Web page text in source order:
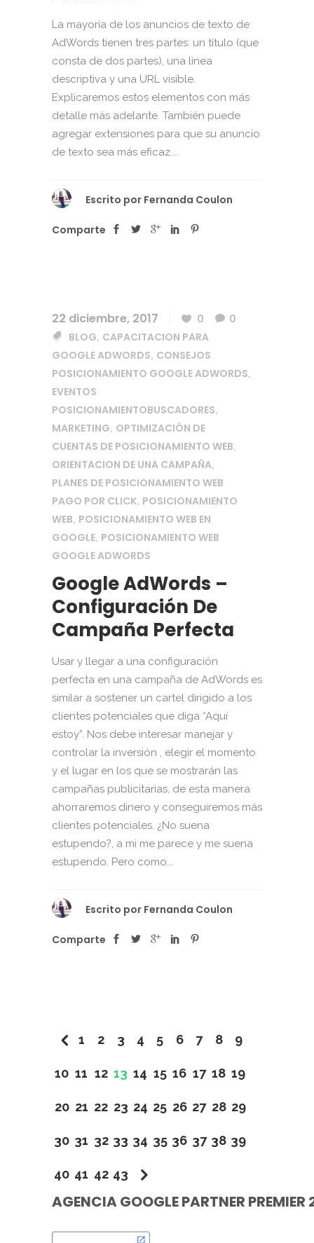
La mayoría de los anuncios de texto de
AdWords tienen tres partes: un título (que
consta de dos partes), una línea
descriptiva y una URL visible.
Explicaremos estos elementos con más
detalle más adelante. También puede
agregar extensiones para que su anuncio
de texto sea más eficaz....
Escrito por Fernanda Coulon
Comparte
22 diciembre, 2017 0
0
BLOG, CAPACITACION PARA
GOOGLE ADWORDS, CONSEJOS
POSICIONAMIENTO GOOGLE ADWORDS,
EVENTOS
POSICIONAMIENTOBUSCADORES,
MARKETING, OPTIMIZACIÓN DE
CUENTAS DE POSICIONAMIENTO WEB,
ORIENTACION DE UNA CAMPAÑA,
PLANES DE POSICIONAMIENTO WEB
PAGO POR CLICK, POSICIONAMIENTO
WEB, POSICIONAMIENTO WEB EN
GOOGLE, POSICIONAMIENTO WEB
GOOGLE ADWORDS
Google AdWords –
Configuración De
Campaña Perfecta
Usar y llegar a una configuración
perfecta en una campaña de AdWords es
similar a sostener un cartel dirigido a los
clientes potenciales que diga “Aquí
estoy”. Nos debe interesar manejar y
controlar la inversión , elegir el momento
y el lugar en los que se mostrarán las
campañas publicitarias, de esta manera
ahorraremos dinero y conseguiremos más
clientes potenciales. ¿No suena
estupendo?, a mi me parece y me suena
estupendo. Pero como...
Escrito por Fernanda Coulon
Comparte
1 2 3 4 5 6 7 8 9
10 11 12 13 14 15 16 17 18 19
20 21 22 23 24 25 26 27 28 29
30 31 32 33 34 35 36 37 38 39
40 41 42 43
AGENCIA GOOGLE PARTNER PREMIER